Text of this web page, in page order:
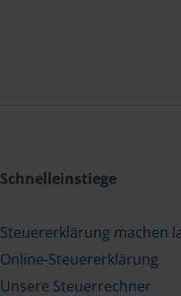
Schnelleinstiege
Steuererklärung machen
Online-Steuererklärung
Unsere Steuerrechner